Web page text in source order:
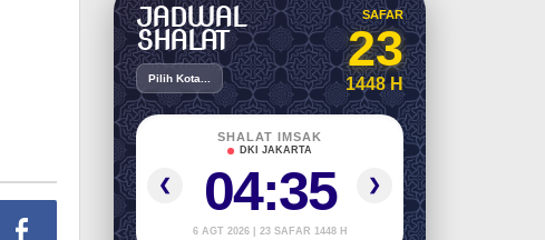
JADWAL
SHALAT
Pilih Kota...
SAFAR
23
1448 H
❮
SHALAT IMSAK
DKI JAKARTA
04:35
6 AGT 2026 | 23 SAFAR 1448 H
❯